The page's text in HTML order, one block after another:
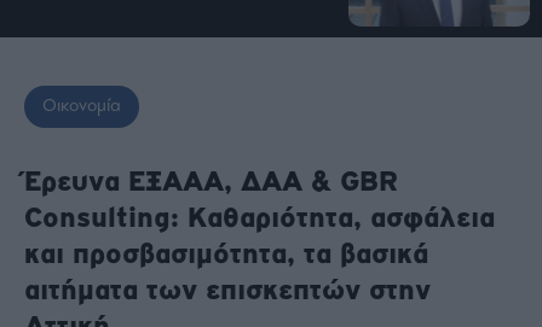
Ναυτιλία
Real
Ενέργεια
Πολιτική
Πολιτισμός
Κοινωνία
Οικονομία
Έρευνα ΕΞΑΑΑ, ΔΑΑ & GBR
Consulting: Καθαριότητα, ασφάλεια
και προσβασιμότητα, τα βασικά
αιτήματα των επισκεπτών στην